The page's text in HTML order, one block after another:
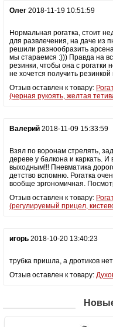
Олег 2018-11-19 10:51:59
Нормальная рогатка, стоит
для развлечения, на даче из
решили разнообразить
мы стараемся :))) Правда на
резинки, чтобы она с рогатки
не хочется получить
Отзыв оставлен к товару:
(черная рукоять, желтая
Валерий 2018-11-09 15:33:59
Взял по воронам стрелять,
дереве у балкона и каркать.
выходным!!! Пневматика
детство вспомню. Рогатка
вообще эргономичная.
Отзыв оставлен к товару:
(регулируемый прицел,
игорь 2018-10-20 13:40:23
трубка пришла, а дротиков нет.
Отзыв оставлен к товару: